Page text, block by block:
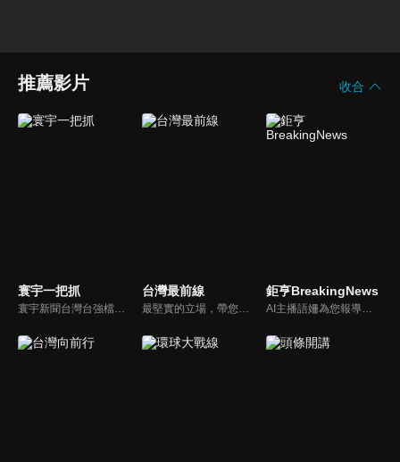
推薦影片 收合
寰宇一把抓 台灣最前線 鉅亨BreakingNews
AI主播語姍為您報導【鉅亨Breaking News】！每週播報大事，讓新聞更貼近你！